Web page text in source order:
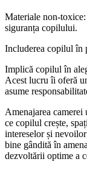
Materiale non-
siguranța copilului.
Includerea copilul în
Implică copilul în
Acest lucru îi oferă
asume
Amenajarea camerei
ce copilul crește,
intereselor și
bine gândită în
dezvoltării optime a